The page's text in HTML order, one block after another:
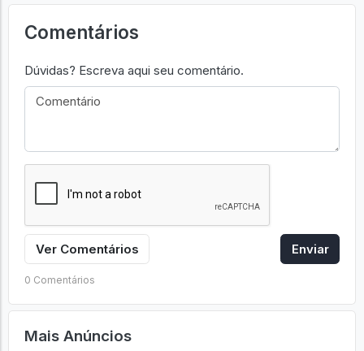
Comentários
Dúvidas? Escreva aqui seu comentário.
Ver Comentários Enviar
0 Comentários
Mais Anúncios